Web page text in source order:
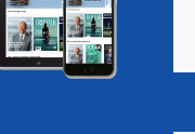
Vacatures